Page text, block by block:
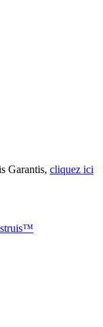
Garantis, cliquez ici